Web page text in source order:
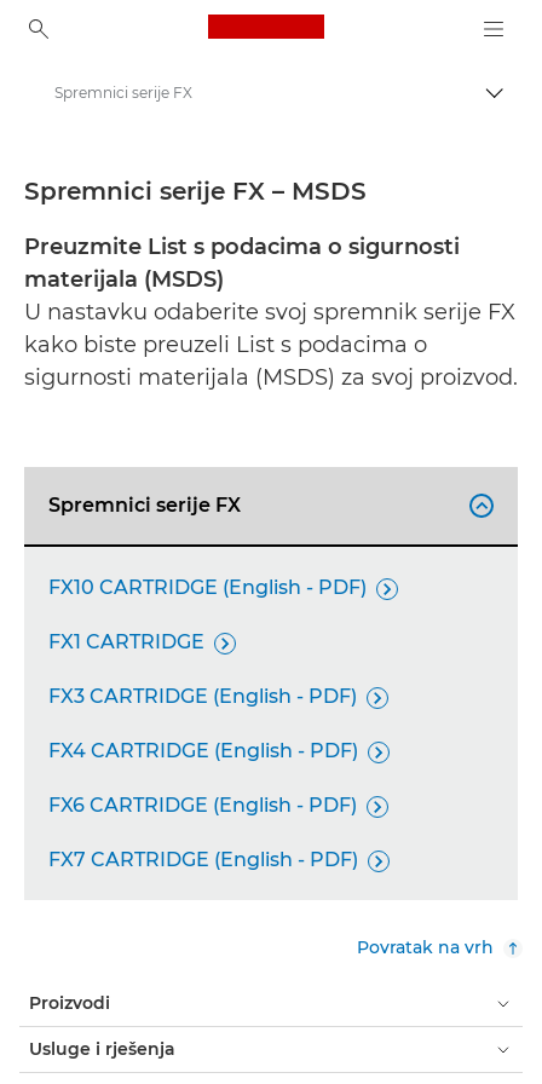
Canon Logo, back to
Sigurnosno-tehnički listovi
Spremnici serije FX
Spremnici serije FX – MSDS
Preuzmite List s podacima o sigurnosti
materijala (MSDS)
U nastavku odaberite svoj spremnik serije FX
kako biste preuzeli List s podacima o
sigurnosti materijala (MSDS) za svoj proizvod.
Spremnici serije FX 
FX10 CARTRIDGE (English - PDF) 
FX1 CARTRIDGE 
FX3 CARTRIDGE (English - PDF) 
FX4 CARTRIDGE (English - PDF) 
FX6 CARTRIDGE (English - PDF) 
FX7 CARTRIDGE (English - PDF) 
Povratak na vrh
Proizvodi
Usluge i rješenja